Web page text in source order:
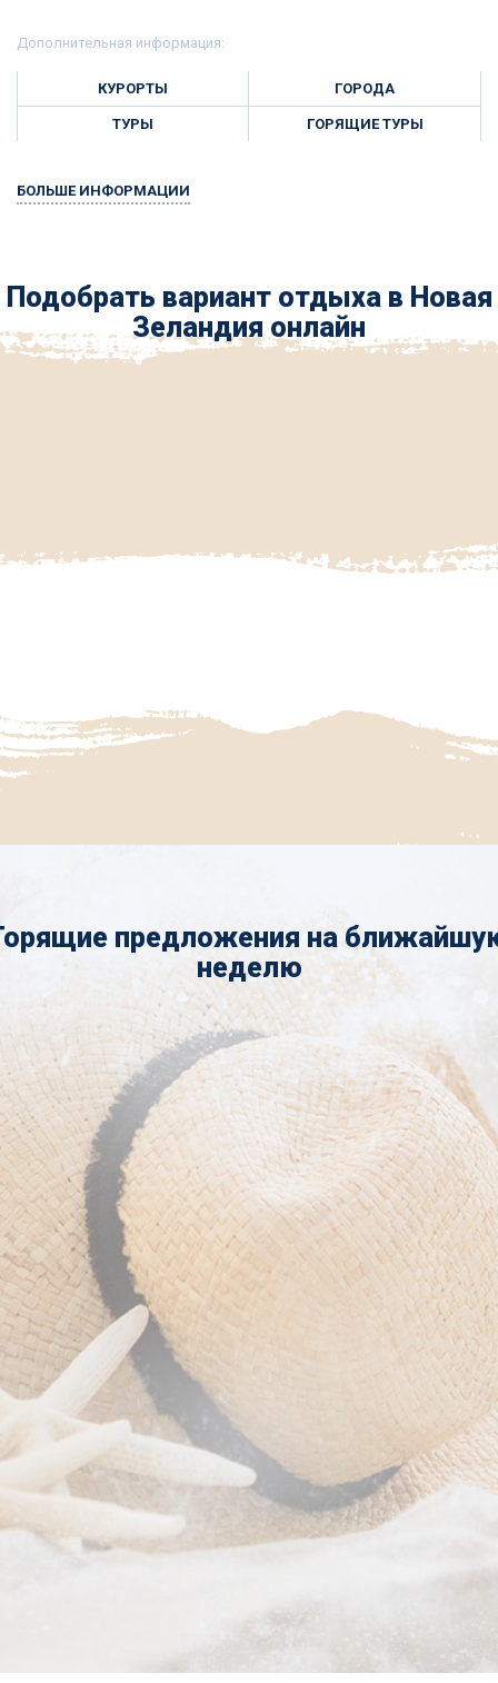
Дополнительная информация:
КУРОРТЫ ГОРОДА
ТУРЫ ГОРЯЩИЕ ТУРЫ
БОЛЬШЕ ИНФОРМАЦИИ
Подобрать вариант отдыха в Новая
Зеландия онлайн
предложения на
неделю